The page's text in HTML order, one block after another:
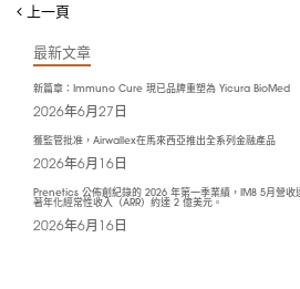
上一頁
最新文章
新篇章：Immuno Cure 現已品牌重塑為 Yicura BioMed
2026年6月27日
獲監管批准，Airwallex在馬來西亞推出全系列金融產品
2026年6月16日
Prenetics 公佈創紀錄的 2026 年第一季業績，IM8 5月營
著年化經常性收入（ARR）約達 2 億美元。
2026年6月16日